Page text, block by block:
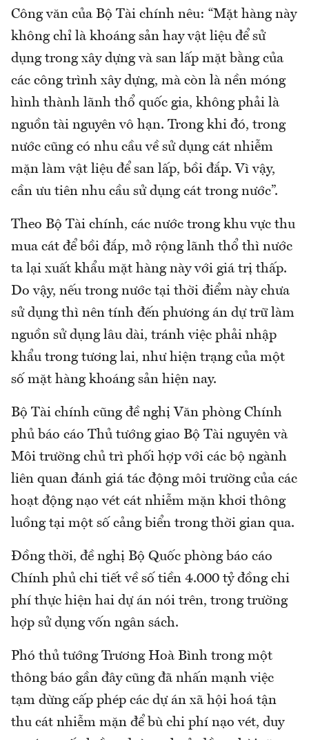
Công văn của Bộ Tài chính nêu: “Mặt hàng này
không chỉ là khoáng sản hay vật liệu để sử
dụng trong xây dựng và san lấp mặt bằng của
các công trình xây dựng, mà còn là nền móng
hình thành lãnh thổ quốc gia, không phải là
nguồn tài nguyên vô hạn. Trong khi đó, trong
nước cũng có nhu cầu về sử dụng cát nhiễm
mặn làm vật liệu để san lấp, bồi đắp. Vì vậy,
cần ưu tiên nhu cầu sử dụng cát trong nước”.
Theo Bộ Tài chính, các nước trong khu vực thu
mua cát để bồi đắp, mở rộng lãnh thổ thì nước
ta lại xuất khẩu mặt hàng này với giá trị thấp.
Do vậy, nếu trong nước tại thời điểm này chưa
sử dụng thì nên tính đến phương án dự trữ làm
nguồn sử dụng lâu dài, tránh việc phải nhập
khẩu trong tương lai, như hiện trạng của một
số mặt hàng khoáng sản hiện nay.
Bộ Tài chính cũng đề nghị Văn phòng Chính
phủ báo cáo Thủ tướng giao Bộ Tài nguyên và
Môi trường chủ trì phối hợp với các bộ ngành
liên quan đánh giá tác động môi trường của các
hoạt động nạo vét cát nhiễm mặn khơi thông
luồng tại một số cảng biển trong thời gian qua.
Đồng thời, đề nghị Bộ Quốc phòng báo cáo
Chính phủ chi tiết về số tiền 4.000 tỷ đồng chi
phí thực hiện hai dự án nói trên, trong trường
hợp sử dụng vốn ngân sách.
Phó thủ tướng Trương Hoà Bình trong một
thông báo gần đây cũng đã nhấn mạnh việc
tạm dừng cấp phép các dự án xã hội hoá tận
thu cát nhiễm mặn để bù chi phí nạo vét, duy